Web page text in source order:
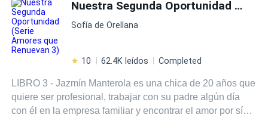
juntos? ¿Podrá volverla a enamorar? ¿Será que Vera
podrá recuperar la memoria? ¿Podrá ella volver a
enamorarse de él? ¿O simplemente quedará todo como
parte del pasado? Un pasado que para Vera no existe y
continua viviendo. LA REPRODUCCIÓN TOTAL O
PARCIAL DE ESTE MATERIAL QUEDA PROHIBIDA.
LA HISTORIA ESTA REGISTRADA EN SAFE
Romance oscuro Heredero / Heredera
Identidad oculta Segunda Oportunidad
Nuestra Segunda Oportunidad (Serie Amores que Renuevan 3)
Sofía de Orellana
10 62.4K leídos Completed
LIBRO 3 - Jazmín Manterola es una chica de 20 años que
quiere ser profesional, trabajar con su padre algún día
con él en la empresa familiar y encontrar el amor por sí